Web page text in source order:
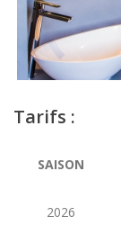
Tarifs :
SAISON
2026